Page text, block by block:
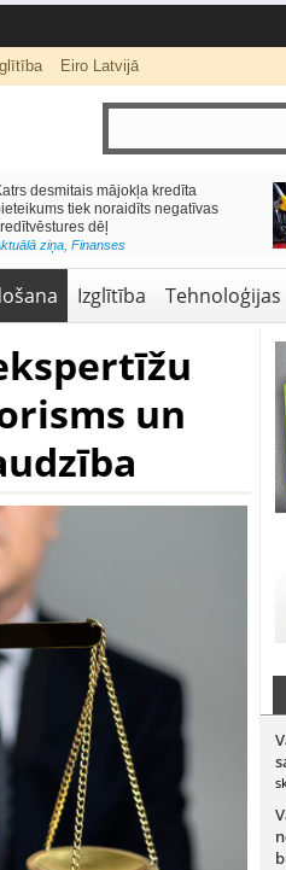
Eiro Latvijā
desmitais mājokļa kredīta
tiek noraidīts negatīvas
dēļ
ziņa, Finanses
Izglītība Tehnoloģijas
un